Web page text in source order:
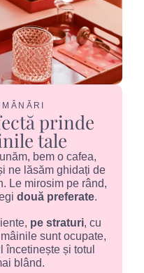
prinde
tale
bem o cafea,
ne lăsăm ghidați de
Le mirosim pe rând,
două preferate.
pe straturi, cu
sunt ocupate,
încetinește și totul
blând.